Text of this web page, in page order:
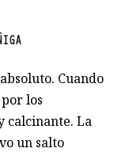
Cuando
los
calcinante. La
un salto